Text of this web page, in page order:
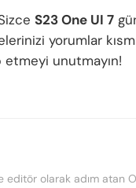
S23 One UI 7
yorumlar
unutmayın!
editör olarak adım atan